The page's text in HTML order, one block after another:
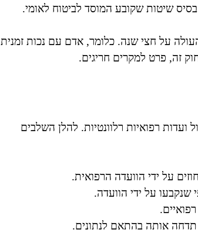
על חצי שנה. כלומר, אדם עם נכות זמנית
זה, פרט למקרים חריגים.
רפואיות רלוונטיות. להלן השלבים
על ידי הוועדה הרפואית.
על ידי הוועדה.
אותה בהתאם לנתונים.